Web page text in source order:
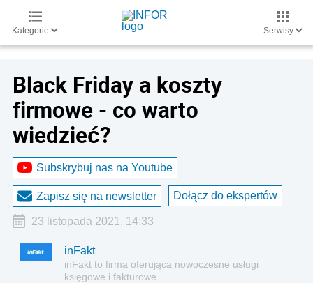
Kategorie Serwisy
Black Friday a koszty
firmowe - co warto
wiedzieć?
Subskrybuj nas na Youtube
Zapisz się na newsletter Dołącz do ekspertów
23 listopada 2021, 14:33
inFakt
inFakt to firma oferująca nowoczesne usługi
księgowe i fakturowe